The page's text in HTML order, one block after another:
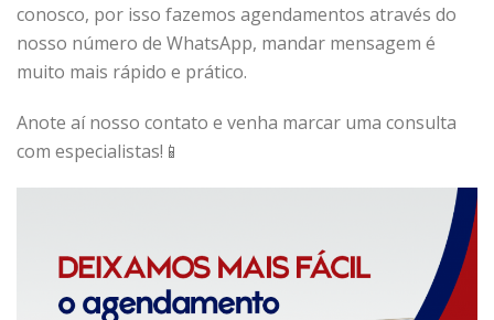
conosco, por isso fazemos agendamentos através do
nosso número de WhatsApp, mandar mensagem é
muito mais rápido e prático.
Anote aí nosso contato e venha marcar uma consulta
com especialistas!📱